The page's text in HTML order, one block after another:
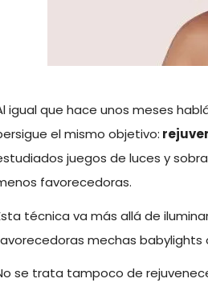
igual que hace unos meses
el mismo objetivo:
juegos de luces y
favorecedoras.
técnica va más allá de
mechas babylights
se trata tampoco de